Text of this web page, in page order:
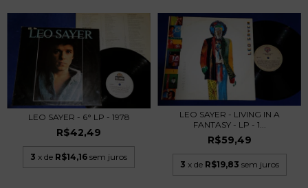
LEO SAYER - 6° LP - 1978
R$42,49
3 x de R$14,16 sem juros
LEO SAYER - LIVING IN A
FANTASY - LP - 1...
R$59,49
3 x de R$19,83 sem juros